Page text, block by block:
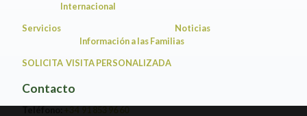
Internacional
Servicios
Noticias
Información a las Familias
SOLICITA VISITA PERSONALIZADA
Contacto
Teléfono:+34 91 853 96 60